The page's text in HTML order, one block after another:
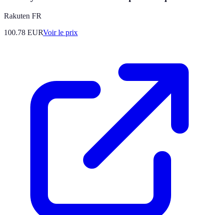
Rakuten FR
100.78 EURVoir le prix